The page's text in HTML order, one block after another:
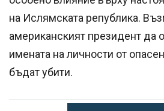
на Ислямската република.
американският президент да
имената на личности от
бъдат убити.